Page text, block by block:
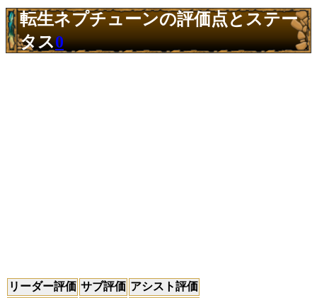
転生ネプチューンの評価点とステー
タス0
リーダー評価 サブ評価 アシスト評価